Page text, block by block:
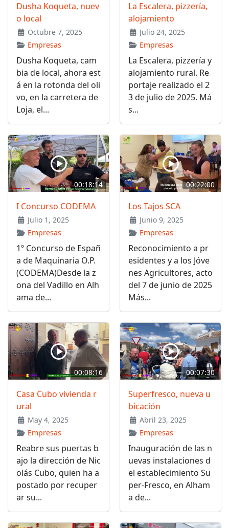
Dusha Koqueta, nuev
o local
Octubre 7, 2025
Empresas
Dusha Koqueta, cam
bia de local, ahora est
á en la rotonda del oli
vo, en la carretera de
Loja, el...
La Escalera, pizzería,
alojamiento
Julio 24, 2025
Empresas
La Escalera, pizzería y
alojamiento rural. Re
portaje realizado el 2
3 de julio de 2025. Má
s...
00:18:14
I Concurso CODEMA
Julio 1, 2025
Empresas
1º Concurso de Españ
a de Maquinaria O.P.
(CODEMA)Desde la z
ona del Vadillo en Alh
ama de...
00:22:00
Los Tajos SCA
Junio 9, 2025
Empresas
Reconocimiento a pr
esidentes y a los Jóve
nes Agricultores, acto
del 7 de junio de 2025
Más...
00:08:16
Casa Cubo vivienda r
ural
May 4, 2025
Empresas
Reabre sus puertas b
ajo la dirección de Nic
olás Cubo, quien ha a
postado por recuper
ar su...
00:07:30
Superfresco, nueva u
bicación
Abril 23, 2025
Empresas
Inauguración de las n
uevas instalaciones d
el establecimiento Su
per-Fresco, en Alham
a de...